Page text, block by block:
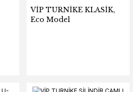
VİP TURNİKE KLASİK,
Eco Model